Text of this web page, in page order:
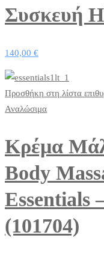
Συσκευή
140,00 €
Προσθήκη στη λίστα
Αναλώσιμα
Κρέμα
Body
Essentials
(101704)